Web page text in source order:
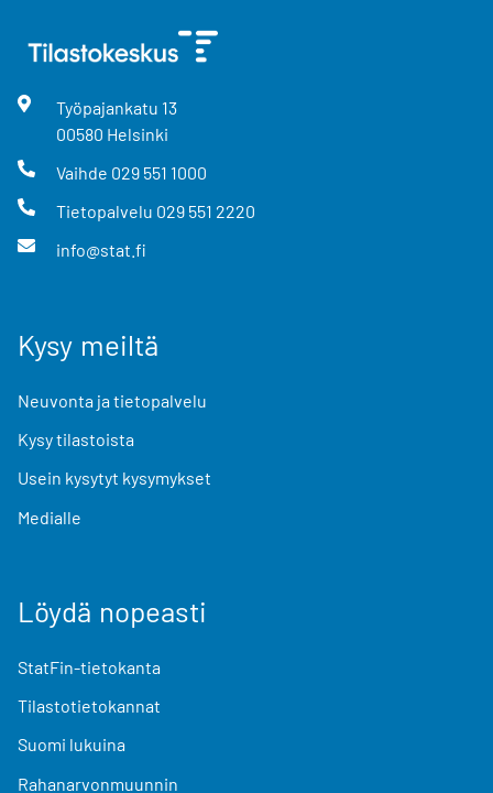
Työpajankatu 13
00580 Helsinki
Vaihde 029 551 1000
Tietopalvelu 029 551 2220
info@stat.fi
Kysy meiltä
Neuvonta ja tietopalvelu
Kysy tilastoista
Usein kysytyt kysymykset
Medialle
Löydä nopeasti
StatFin-tietokanta
Tilastotietokannat
Suomi lukuina
Rahanarvonmuunnin